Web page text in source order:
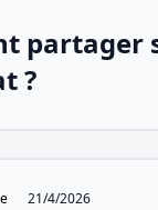
partager
?
21/4/2026